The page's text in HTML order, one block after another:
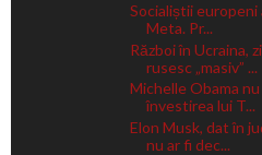
Socialiștii europeni
Meta. Pr...
Război în Ucraina,
rusesc „masiv” ...
Michelle Obama
învestirea lui T...
Elon Musk, dat în
nu ar fi dec...